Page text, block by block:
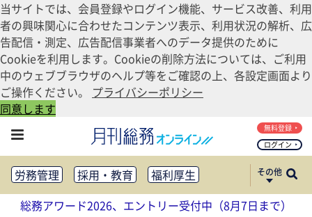
当サイトでは、会員登録やログイン機能、サービス改善、利用
者の興味関心に合わせたコンテンツ表示、利用状況の解析、広
告配信・測定、広告配信事業者へのデータ提供のために
Cookieを利用します。Cookieの削除方法については、ご利用
中のウェブブラウザのヘルプ等をご確認の上、各設定画面より
ご操作ください。 プライバシーポリシー
同意します
ログイン
無料登録
労務管理 採用・教育
福利厚生
健康経営
働き方改革
法務・コンプライアンス
その他
総務アワード2026、エントリー受付中（8月7日まで）